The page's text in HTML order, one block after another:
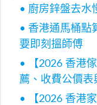
• 廚房鋅盤去水
• 香港通馬桶點
要即刻搵師傅
• 【2026 香港
薦、收費公價表
• 【2026 香港